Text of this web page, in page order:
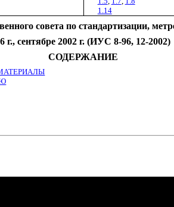
1.14
совета по стандартизации,
сентябре 2002 г. (ИУС 8-96, 12-2002)
СОДЕРЖАНИЕ